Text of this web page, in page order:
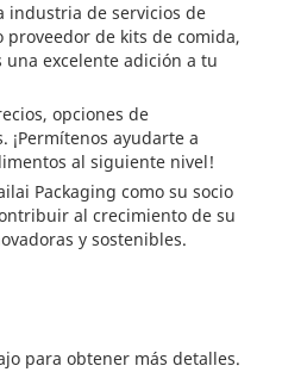
industria de servicios de
de kits de comida,
excelente adición a tu
opciones de
¡Permítenos ayudarte a
al siguiente nivel!
Packaging como su socio
al crecimiento de su
y sostenibles.
para obtener más detalles.